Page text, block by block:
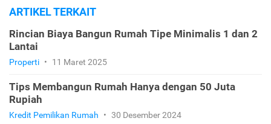
ARTIKEL TERKAIT
Rincian Biaya Bangun Rumah Tipe Minimalis 1 dan 2
Lantai
Properti • 11 Maret 2025
Tips Membangun Rumah Hanya dengan 50 Juta
Rupiah
Kredit Pemilikan Rumah • 30 Desember 2024